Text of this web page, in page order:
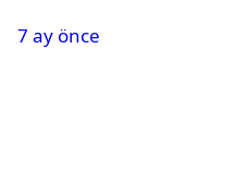
7 ay önce